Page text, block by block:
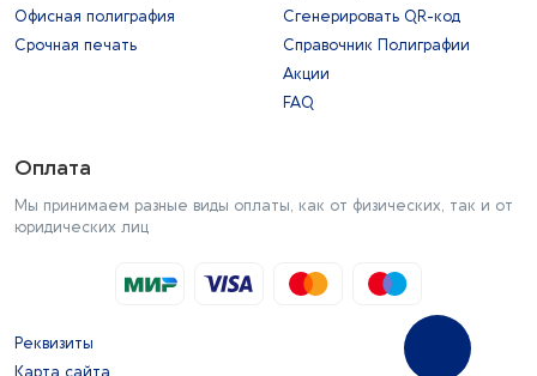
Офисная полиграфия
Срочная печать
Сгенерировать QR-код
Справочник Полиграфии
Акции
FAQ
Оплата
Мы принимаем разные виды оплаты, как от физических, так и от
юридических лиц
Реквизиты
Карта сайта